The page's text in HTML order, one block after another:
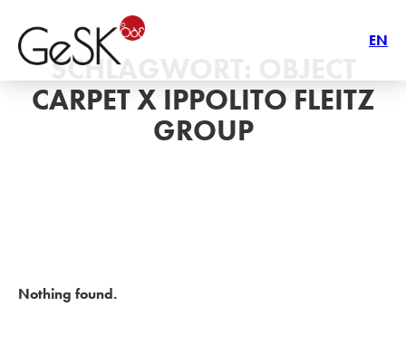
EN
SCHLAGWORT:
CARPET X IPPOLITO FLEITZ
GROUP
Nothing found.